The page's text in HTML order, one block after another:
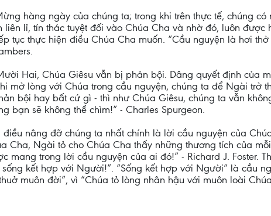
hàng ngày của chúng ta; trong khi trên thực tế, chúng có
lỉ, tín thác tuyệt đối vào Chúa Cha và nhờ đó, luôn được
tục thực hiện điều Chúa Cha muốn. “Cầu nguyện là hơi
Hai, Chúa Giêsu vẫn bị phản bội. Dâng quyết định của
mở lòng với Chúa trong cầu nguyện, chúng ta để Ngài trở
bội hay bất cứ gì - thì như Chúa Giêsu, chúng ta vẫn
bạn sẽ không thể chìm!” - Charles Spurgeon.
nâng đỡ chúng ta nhất chính là lời cầu nguyện của
Ngài tỏ cho Chúa Cha thấy những thương tích của
trong lời cầu nguyện của ai đó!” - Richard J. Foster.
kết hợp với Người!”. “Sống kết hợp với Người” là cầu
muôn đời”, vì “Chúa tỏ lòng nhân hậu với muôn loài